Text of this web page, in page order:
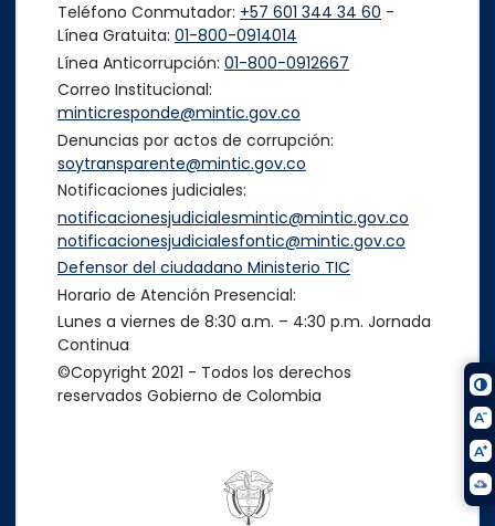
Teléfono Conmutador: +57 601 344 34 60 -
Línea Gratuita: 01-800-0914014
Línea Anticorrupción: 01-800-0912667
Correo Institucional:
minticresponde@mintic.gov.co
Denuncias por actos de corrupción:
soytransparente@mintic.gov.co
Notificaciones judiciales:
notificacionesjudicialesmintic@mintic.gov.co
notificacionesjudicialesfontic@mintic.gov.co
Defensor del ciudadano Ministerio TIC
Horario de Atención Presencial:
Lunes a viernes de 8:30 a.m. – 4:30 p.m. Jornada
Continua
©Copyright 2021 - Todos los derechos
reservados Gobierno de Colombia